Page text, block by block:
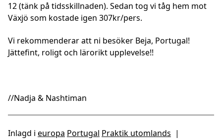
12 (tänk på tidsskillnaden). Sedan tog vi tåg hem mot
Växjö som kostade igen 307kr/pers.
Vi rekommenderar att ni besöker Beja, Portugal!
Jättefint, roligt och lärorikt upplevelse!!
//Nadja & Nashtiman
Inlagd i europa Portugal Praktik utomlands |